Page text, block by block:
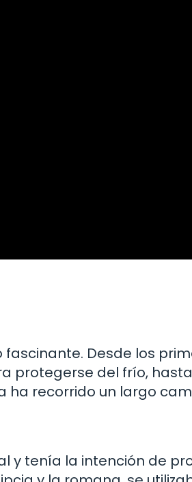
fascinante. Desde los
protegerse del frío,
ha recorrido un largo
y tenía la intención de